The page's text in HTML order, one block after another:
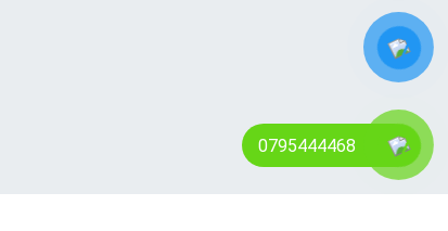
0795444468